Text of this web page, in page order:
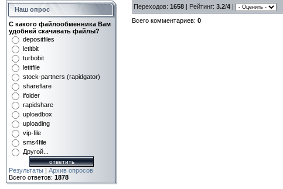
Наш опрос
С какого файлообменника Вам
удобней скачивать файлы?
depositfiles
letitbit
turbobit
letitfile
stock-partners (rapidgator)
shareflare
ifolder
rapidshare
uploadbox
uploading
vip-file
sms4file
Другой...
Результаты | Архив опросов
Всего ответов: 1878
Переходов: 1658 | Рейтинг: 3.2/4 |
Всего комментариев: 0